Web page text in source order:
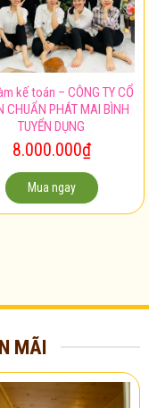
kế toán – CÔNG TY CỔ
CHUẨN PHÁT MAI BÌNH
TUYỂN DỤNG
8.000.000₫
Mua ngay
MÃI